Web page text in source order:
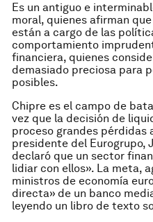
Es un antiguo e
moral, quienes afirman
están a cargo de las
comportamiento
financiera, quienes
demasiado preciosa para
posibles.
Chipre es el campo de
vez que la decisión de
proceso grandes pérdidas
presidente del Eurogrupo,
declaró que un sector
lidiar con ellos». La meta,
ministros de economía
directa» de un banco
leyendo un libro de texto